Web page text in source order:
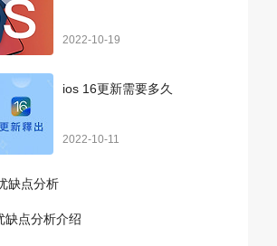
2022-10-19
ios 16更新需要多久
2022-10-11
缺点分析
缺点分析介绍